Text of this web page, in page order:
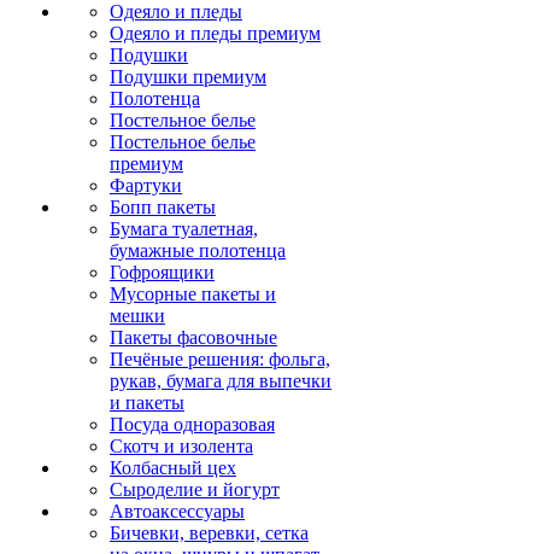
Одеяло и пледы
Одеяло и пледы премиум
Подушки
Подушки премиум
Полотенца
Постельное белье
Постельное белье
премиум
Фартуки
Бопп пакеты
Бумага туалетная,
бумажные полотенца
Гофроящики
Мусорные пакеты и
мешки
Пакеты фасовочные
Печёные решения: фольга,
рукав, бумага для выпечки
и пакеты
Посуда одноразовая
Скотч и изолента
Колбасный цех
Сыроделие и йогурт
Автоаксессуары
Бичевки, веревки, сетка